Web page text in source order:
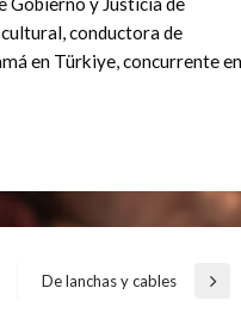
conductora de
en Türkiye, concurrente en
Entrada
De lanchas y cables